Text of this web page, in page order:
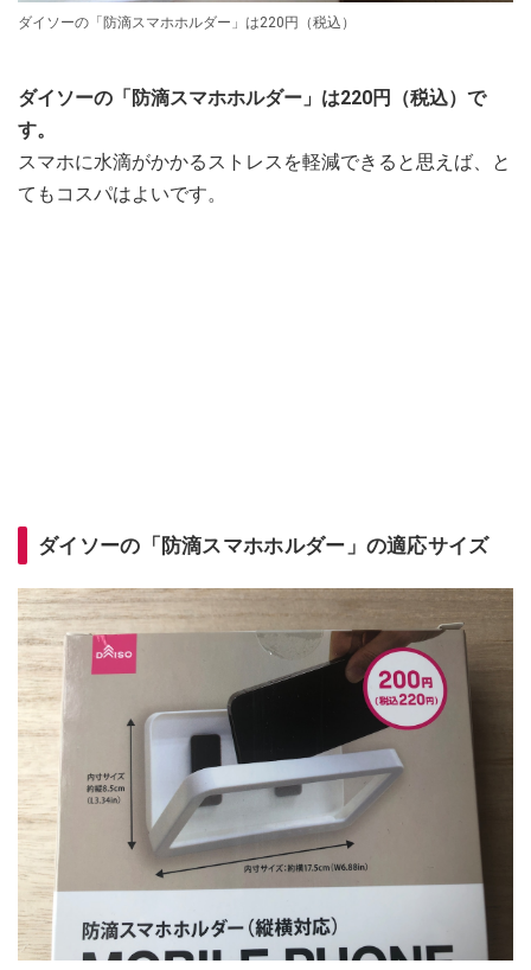
ダイソーの「防滴スマホホルダー」は220円（税込）
ダイソーの「防滴スマホホルダー」は220円（税込）で
す。
スマホに水滴がかかるストレスを軽減できると思えば、と
てもコスパはよいです。
ダイソーの「防滴スマホホルダー」の適応サイズ